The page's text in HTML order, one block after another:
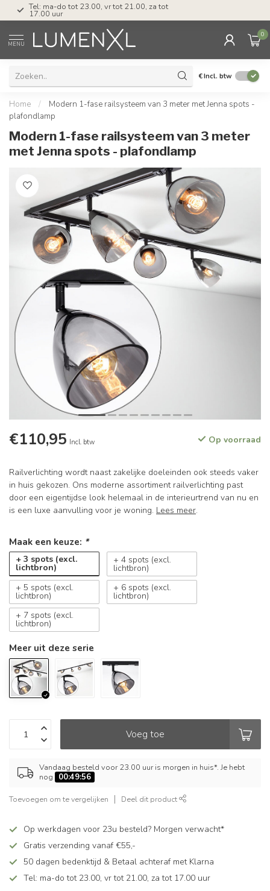
Tel: ma-do tot 23.00, vr tot 21.00, za tot
17.00 uur
MENU
0
€Incl. btw
Home /
Modern 1-fase railsysteem van 3 meter met Jenna spots -
plafondlamp
Modern 1-fase railsysteem van 3 meter
met Jenna spots - plafondlamp
€110,95 Incl. btw Op voorraad
Railverlichting wordt naast zakelijke doeleinden ook steeds vaker
in huis gekozen. Ons moderne assortiment railverlichting past
door een eigentijdse look helemaal in de interieurtrend van nu en
is een luxe aanvulling voor je woning. Lees meer.
Maak een keuze: *
+ 3 spots (excl.
lichtbron)
+ 4 spots (excl.
lichtbron)
+ 5 spots (excl.
lichtbron)
+ 6 spots (excl.
lichtbron)
+ 7 spots (excl.
lichtbron)
Meer uit deze serie
Voeg toe
Vandaag besteld voor 23.00 uur is morgen in huis*. Je hebt
nog
00:49:56
Toevoegen om te vergelijken Deel dit product
Op werkdagen voor 23u besteld? Morgen verwacht*
Gratis verzending vanaf €55,-
50 dagen bedenktijd & Betaal achteraf met Klarna
Tel: ma-do tot 23.00, vr tot 21.00, za tot 17.00 uur